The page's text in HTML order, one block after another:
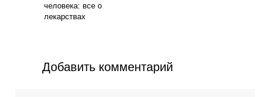
человека: все о
лекарствах
Добавить комментарий